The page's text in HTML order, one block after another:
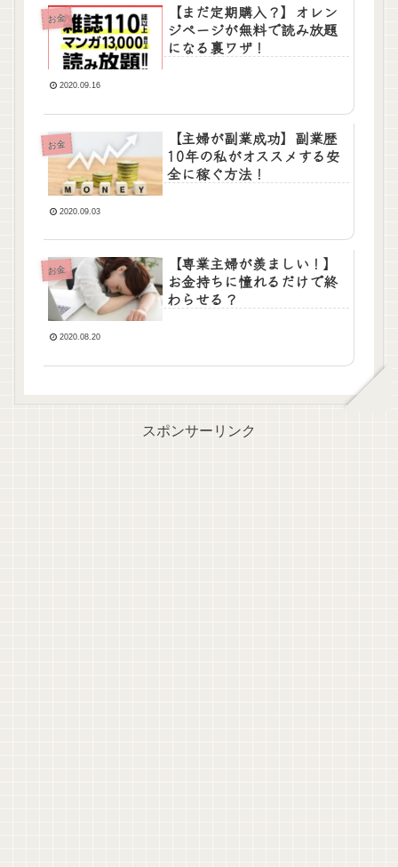
お金
【まだ定期購入？】オレン
ジページが無料で読み放題
になる裏ワザ！
2020.09.16
お金
【主婦が副業成功】副業歴
10年の私がオススメする安
全に稼ぐ方法！
2020.09.03
お金
【専業主婦が羨ましい！】
お金持ちに憧れるだけで終
わらせる？
2020.08.20
スポンサーリンク